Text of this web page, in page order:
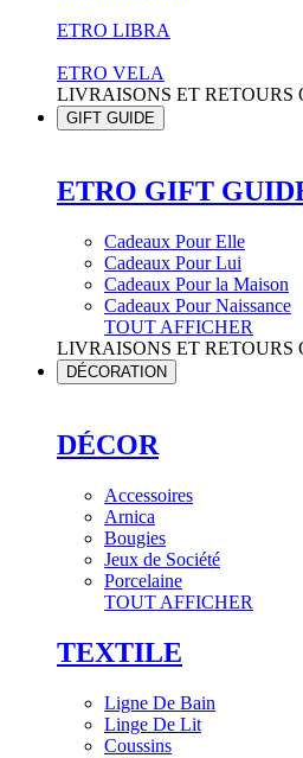
ETRO LIBRA
ETRO VELA
LIVRAISONS ET RETOURS
GIFT GUIDE
ETRO GIFT
Cadeaux Pour Elle
Cadeaux Pour Lui
Cadeaux Pour la Maison
Cadeaux Pour Naissance
TOUT AFFICHER
LIVRAISONS ET RETOURS
DÉCORATION
DÉCOR
Accessoires
Arnica
Bougies
Jeux de Société
Porcelaine
TOUT AFFICHER
TEXTILE
Ligne De Bain
Linge De Lit
Coussins